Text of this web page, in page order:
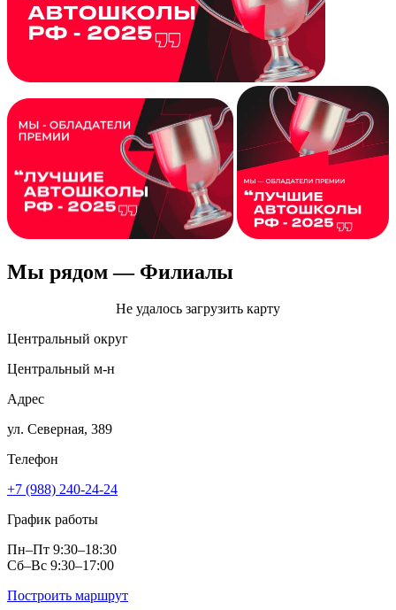
Мы рядом— Филиалы
Центральный округ
Центральный м‑н
Адрес
ул. Северная, 389
Телефон
+7 (988) 240-24-24
График работы
Пн–Пт 9:30–18:30
Сб–Вс 9:30–17:00
Построить маршрут